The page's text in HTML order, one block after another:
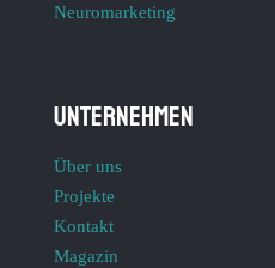
Neuromarketing
Unternehmen
Über uns
Projekte
Kontakt
Magazin